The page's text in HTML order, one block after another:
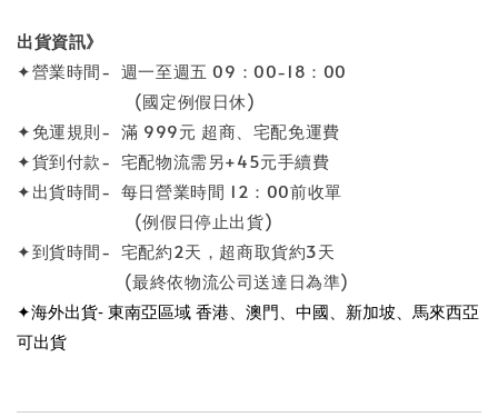
出貨資訊》
✦營業時間- 週一至週五 09：00-18：00
(國定例假日休)
✦免運規則- 滿 999元 超商、宅配免運費
✦貨到付款- 宅配物流需另+45元手續費
✦出貨時間- 每日營業時間 12：00前收單
(例假日停止出貨)
✦到貨時間- 宅配約2天，超商取貨約3天
(最終依物流公司送達日為準)
✦海外出貨- 東南亞區域 香港、澳門、中國、新加坡、馬來西亞
可出貨